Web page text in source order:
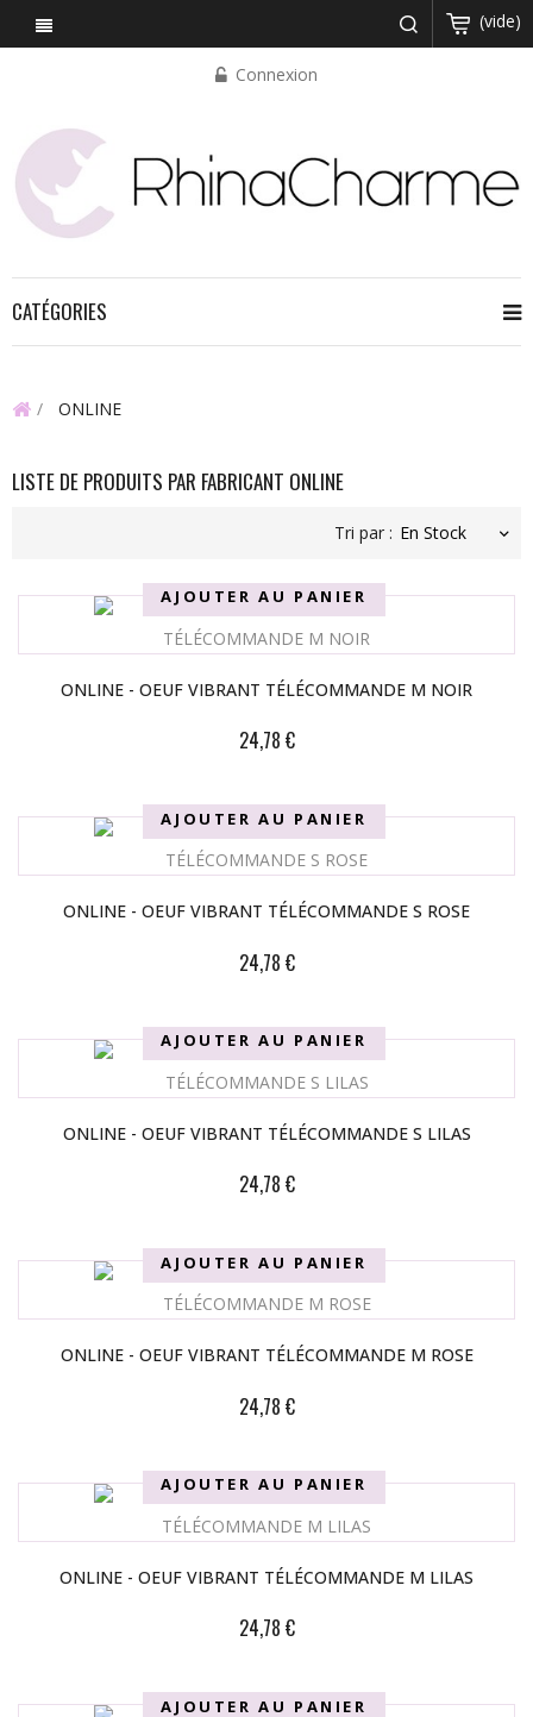
(vide)
Connexion
CATÉGORIES
ONLINE
LISTE DE PRODUITS PAR FABRICANT ONLINE
Tri par :
ONLINE - OEUF VIBRANT TÉLÉCOMMANDE M NOIR
24,78 €
AJOUTER AU PANIER
ONLINE - OEUF VIBRANT TÉLÉCOMMANDE S ROSE
24,78 €
AJOUTER AU PANIER
ONLINE - OEUF VIBRANT TÉLÉCOMMANDE S LILAS
24,78 €
AJOUTER AU PANIER
ONLINE - OEUF VIBRANT TÉLÉCOMMANDE M ROSE
24,78 €
AJOUTER AU PANIER
ONLINE - OEUF VIBRANT TÉLÉCOMMANDE M LILAS
24,78 €
AJOUTER AU PANIER
AJOUTER AU PANIER